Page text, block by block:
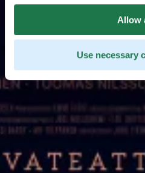
Allow
Use necessary